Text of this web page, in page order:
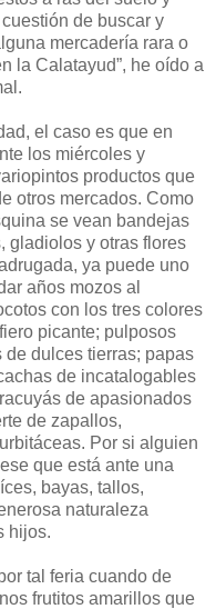
de buscar y
mercadería rara o
la Calatayud”, he oído a
el caso es que en
los miércoles y
productos que
otros mercados. Como
se vean bandejas
gladiolos y otras flores
ya puede uno
años mozos al
con los tres colores
picante; pulposos
dulces tierras; papas
de incatalogables
de apasionados
de zapallos,
Por si alguien
que está ante una
bayas, tallos,
naturaleza
hijos.
tal feria cuando de
frutitos amarillos que